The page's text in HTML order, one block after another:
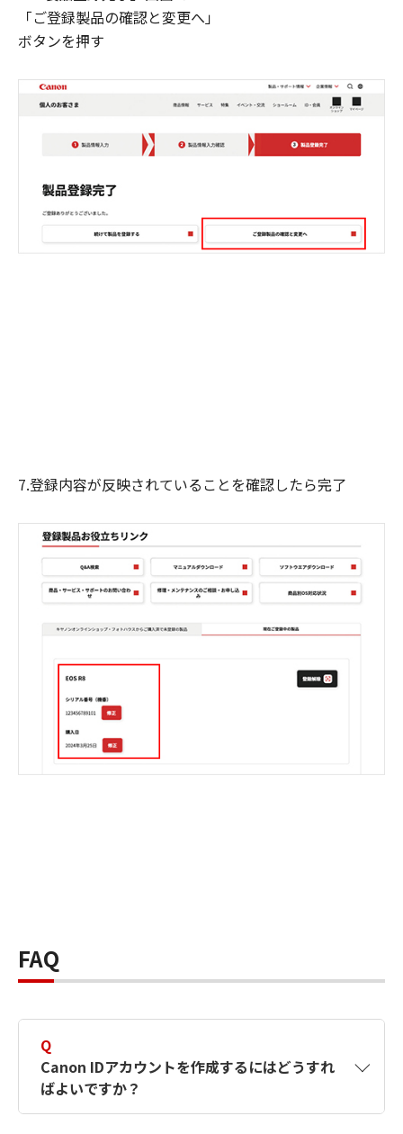
「ご登録製品の確認と変更へ」
ボタンを押す
7.登録内容が反映されていることを確認したら完了
FAQ
Q
Canon IDアカウントを作成するにはどうすれ
ばよいですか？